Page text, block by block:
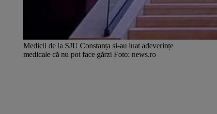
Medicii de la SJU Constanța și-au luat adeverințe
medicale că nu pot face gărzi Foto: news.ro